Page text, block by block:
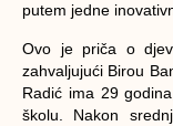
putem jedne
Ovo je priča o
zahvaljujući Birou
Radić ima 29
školu. Nakon